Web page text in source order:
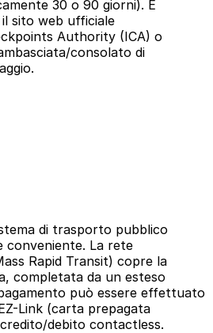
30 o 90 giorni). È
sito web ufficiale
Authority (ICA) o
consolato di
di trasporto pubblico
conveniente. La rete
Rapid Transit) copre la
completata da un esteso
può essere effettuato
Link (carta prepagata
debito contactless.